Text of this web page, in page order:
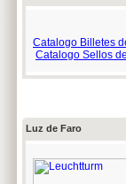
Catalogo Billetes
Catalogo Sellos
Luz de Faro